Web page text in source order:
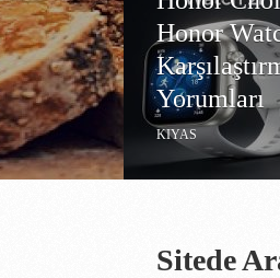
Honor
Yorumları
KIYAS
Sitede